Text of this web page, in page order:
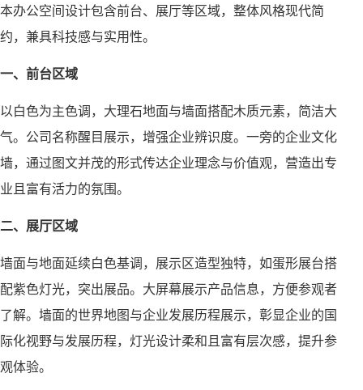
本办公空间设计包含前台、展厅等区域，整体风格现代简
约，兼具科技感与实用性。
一、前台区域
以白色为主色调，大理石地面与墙面搭配木质元素，简洁大
气。公司名称醒目展示，增强企业辨识度。一旁的企业文化
墙，通过图文并茂的形式传达企业理念与价值观，营造出专
业且富有活力的氛围。
二、展厅区域
墙面与地面延续白色基调，展示区造型独特，如蛋形展台搭
配紫色灯光，突出展品。大屏幕展示产品信息，方便参观者
了解。墙面的世界地图与企业发展历程展示，彰显企业的国
际化视野与发展历程，灯光设计柔和且富有层次感，提升参
观体验。